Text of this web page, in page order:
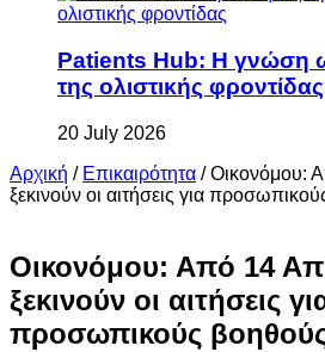
Patients Hub: Η γνώση
της ολιστικής φροντίδας
20 July 2026
Αρχική / Επικαιρότητα / Οικονόμου:
ξεκινούν οι αιτήσεις για
Οικονόμου: Από 14
ξεκινούν οι αιτήσεις
προσωπικούς